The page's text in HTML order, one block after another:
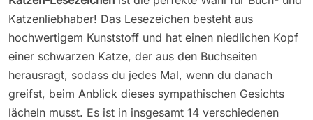
Katzenliebhaber! Das Lesezeichen besteht aus
hochwertigem Kunststoff und hat einen niedlichen Kopf
einer schwarzen Katze, der aus den Buchseiten
herausragt, sodass du jedes Mal, wenn du danach
greifst, beim Anblick dieses sympathischen Gesichts
lächeln musst. Es ist in insgesamt 14 verschiedenen